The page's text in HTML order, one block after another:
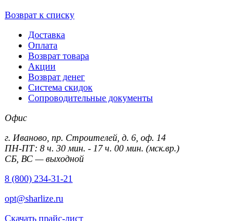
Возврат к списку
Доставка
Оплата
Возврат товара
Акции
Возврат денег
Система скидок
Сопроводительные документы
Офис
г. Иваново, пр. Строителей, д. 6, оф. 14
ПН-ПТ: 8 ч. 30 мин. - 17 ч. 00 мин. (мск.вр.)
СБ, ВС — выходной
8 (800) 234-31-21
opt@sharlize.ru
Скачать прайс-лист